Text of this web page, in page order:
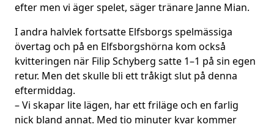
efter men vi äger spelet, säger tränare Janne Mian.
I andra halvlek fortsatte Elfsborgs spelmässiga
övertag och på en Elfsborgshörna kom också
kvitteringen när Filip Schyberg satte 1–1 på sin egen
retur. Men det skulle bli ett tråkigt slut på denna
eftermiddag.
– Vi skapar lite lägen, har ett friläge och en farlig
nick bland annat. Med tio minuter kvar kommer